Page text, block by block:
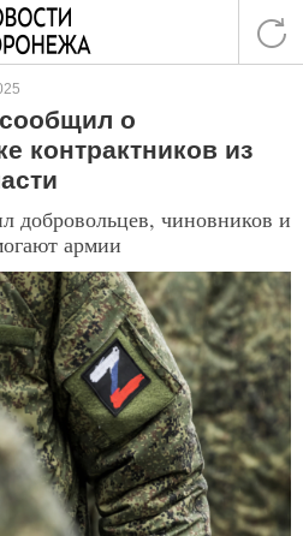
о
контрактников из
добровольцев, чиновников и
армии